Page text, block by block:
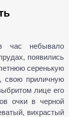
час небывало
появились
серенькую
свою приличную
лице его
очки в черной
вихрастый